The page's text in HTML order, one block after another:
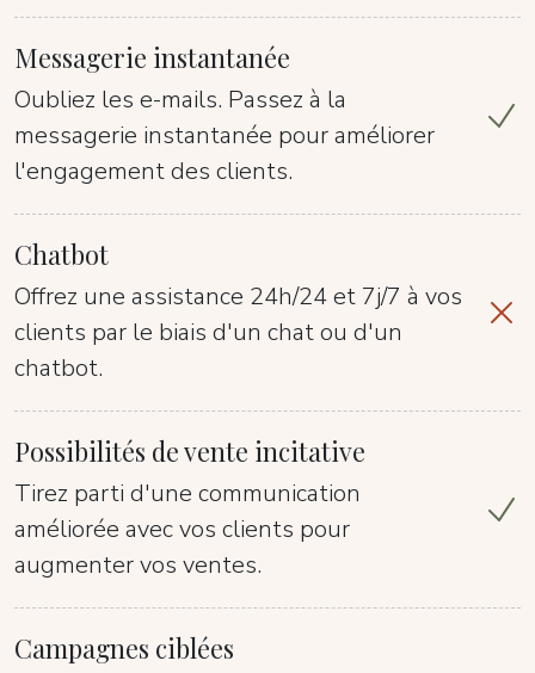
Messagerie instantanée
Oubliez les e-mails. Passez à la
messagerie instantanée pour améliorer
l'engagement des clients.
Chatbot
Offrez une assistance 24h/24 et 7j/7 à vos
clients par le biais d'un chat ou d'un
chatbot.
Possibilités de vente incitative
Tirez parti d'une communication
améliorée avec vos clients pour
augmenter vos ventes.
Campagnes ciblées